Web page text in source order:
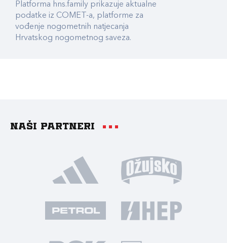
Platforma hns.family prikazuje aktualne
podatke iz COMET-a, platforme za
vođenje nogometnih natjecanja
Hrvatskog nogometnog saveza.
Naši partneri